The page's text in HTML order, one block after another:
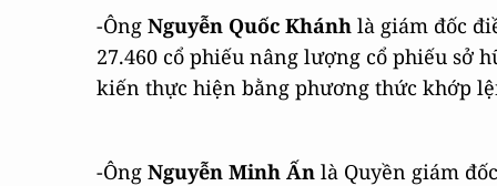
-Ông Nguyễn Quốc Khánh là giám đốc
27.460 cổ phiếu nâng lượng cổ phiếu sở
kiến thực hiện bằng phương thức khớp
-Ông Nguyễn Minh Ấn là Quyền giám